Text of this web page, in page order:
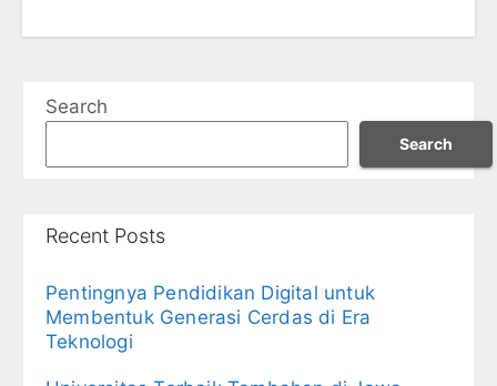
Search
Search
Recent Posts
Pentingnya Pendidikan Digital untuk
Membentuk Generasi Cerdas di Era
Teknologi